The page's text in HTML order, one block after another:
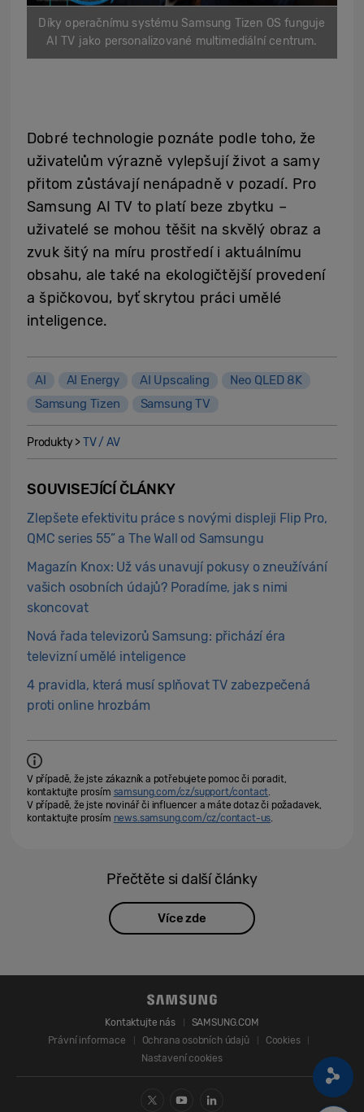
Díky operačnímu systému Samsung Tizen OS funguje
AI TV jako personalizované multimediální centrum.
Dobré technologie poznáte podle toho, že
uživatelům výrazně vylepšují život a samy
přitom zůstávají nenápadně v pozadí. Pro
Samsung AI TV to platí beze zbytku –
uživatelé se mohou těšit na skvělý obraz a
zvuk šitý na míru prostředí i aktuálnímu
obsahu, ale také na ekologičtější provedení
a špičkovou, byť skrytou práci umělé
inteligence.
AI AI Energy AI Upscaling
Neo QLED 8K
Samsung Tizen
Samsung TV
Produkty >TV / AV
SOUVISEJÍCÍ ČLÁNKY
Zlepšete efektivitu práce s novými displeji Flip Pro,
QMC series 55” a The Wall od Samsungu
Magazín Knox: Už vás unavují pokusy o zneužívání
vašich osobních údajů? Poradíme, jak s nimi
skoncovat
Nová řada televizorů Samsung: přichází éra
televizní umělé inteligence
4 pravidla, která musí splňovat TV zabezpečená
proti online hrozbám
V případě, že jste zákazník a potřebujete pomoc či poradit,
kontaktujte prosím samsung.com/cz/support/contact
V případě, že jste novinář či influencer a máte dotaz či požadavek,
kontaktujte prosím news.samsung.com/cz/contact-us
Přečtěte si další články
Více zde
Kontaktujte nás
SAMSUNG.COM
Právní informace
Ochrana osobních údajů
Cookies
Nastavení cookies